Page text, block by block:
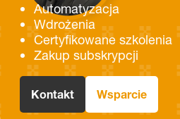
Automatyzacja
Wdrożenia
Certyfikowane szkolenia
Zakup subskrypcji
Kontakt Wsparcie